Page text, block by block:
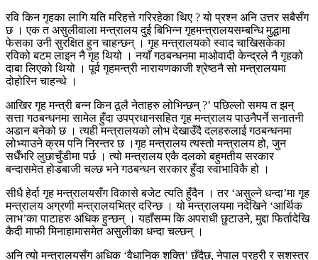
रवि किन गृहका लागि यति मरिहत्ते गरिरहेका थिए ? यो प्रश्न अनि उत्तर सबैसँग
छ । एक त असुलीवाला मन्त्रालय दुई बिभिन्न गृहमन्त्रालयसम्बन्धि मुद्धामा
फेसका उनी सुरक्षित हुन चाहन्छन् । गृह मन्त्रालयको स्वाद चाखिसकेका
रविको बटम लाइन नै गृह थियो । नयाँ गठबन्धनमा माओवादी केन्द्रले नै गृहको
दाबा लिएको थियो । पूर्व गृहमन्त्री नारायणकाजी श्रेष्ठनै सो मन्त्रालयमा
दोहोरिन चाहन्थे ।
आखिर गृह मन्त्री बन्न किन ठूलै नेताहरु लोभिन्छन् ?’ पछिल्लो समय त झन्
सत्ता गठबन्धनमा सामेल हुँदा उपप्रधानसहित गृह मन्त्रालय पाउनैपर्ने सनातनी
अडान बनेको छ । त्यही मन्त्रालयको लोभ देखाउँदै दलहरुलाई गठबन्धनमा
लोभ्याउने क्रम पनि निरन्तर छ ।गृह मन्त्रालय त्यस्तो मन्त्रालय हो, जुन
सधैँभरि लुछाचुँडीमा पर्छ । त्यो मन्त्रालय एकै दलको बहुमतीय सरकार
बन्दासमेत होडबाजी चल्छ भने गठबन्धन सरकार हुँदा स्वाभाविकै हो ।
सीधै हेर्दा गृह मन्त्रालयसँग विकासे बजेट त्यति हुँदैन । तर ‘असुल्ने धन्दा’मा गृह
मन्त्रालय अग्रणी मन्त्रालयभित्र दरिन्छ । यो मन्त्रालयमा नदेखिने ‘आर्थिक
लाभ’का पाटाहरु अधिक हुन्छन् । यहाँसम्म कि अपराधी छुटाउने, मुद्दा फिर्तादेखि
कैदी माफी मिनाहामासमेत असुलीका धन्दा चल्छन् ।
अनि त्यो मन्त्रालयसँग अधिक ‘वैधानिक शक्ति’ छँदैछ, नेपाल प्रहरी र सशस्त्र